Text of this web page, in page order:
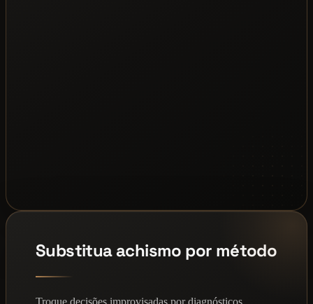
Substitua achismo por método
Troque decisões improvisadas por diagnósticos,